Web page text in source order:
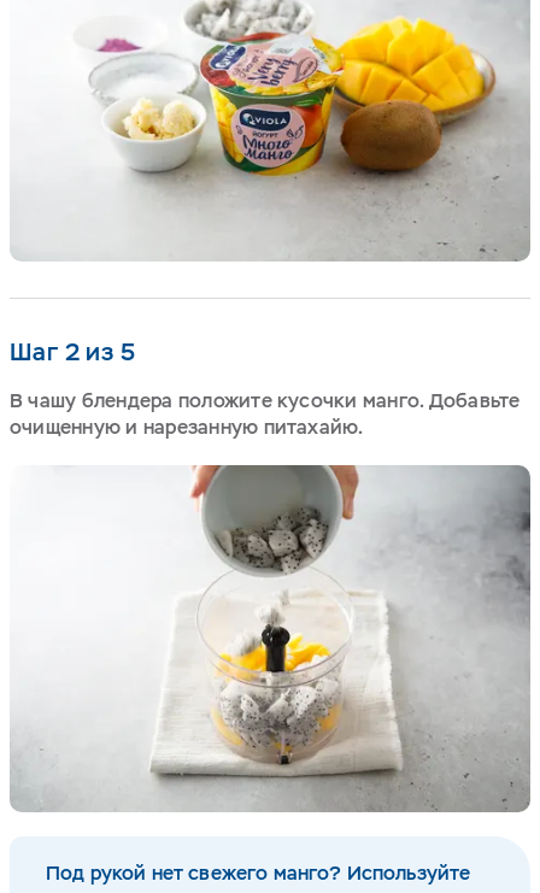
Шаг 2 из 5
В чашу блендера положите кусочки манго. Добавьте
очищенную и нарезанную питахайю.
Под рукой нет свежего манго? Используйте